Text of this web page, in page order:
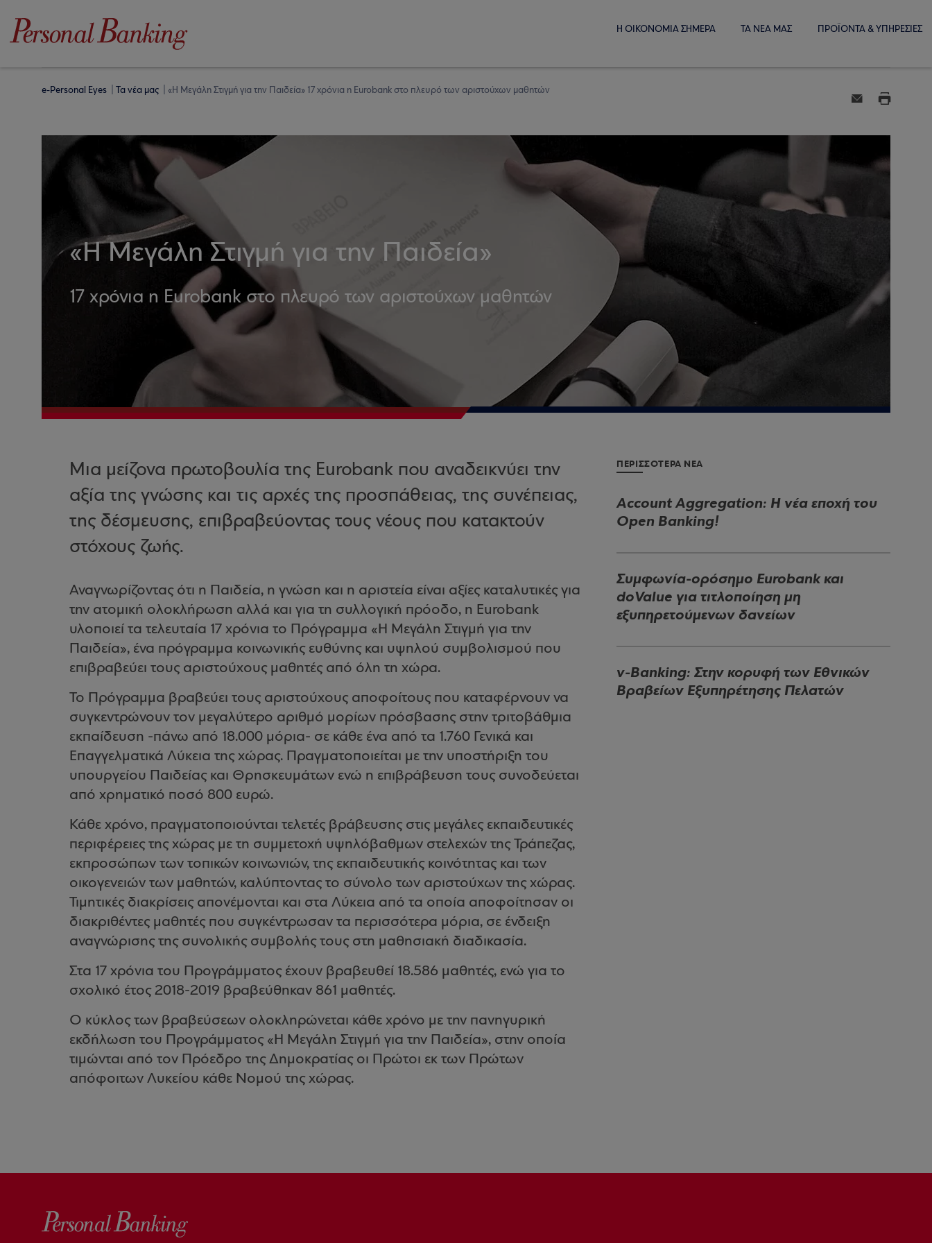
Η ΟΙΚΟΝΟΜΙΑ ΣΗΜΕΡΑ ΤΑ ΝΕΑ ΜΑΣ ΠΡΟΪΟΝΤΑ & ΥΠΗΡΕΣΙΕΣ
e-Personal Eyes Τα νέα μας «Η Μεγάλη Στιγμή για την Παιδεία» 17 χρόνια η Eurobank στο πλευρό των αριστούχων μαθητών
«Η Μεγάλη Στιγμή για την Παιδεία»
17 χρόνια η Eurobank στο πλευρό των αριστούχων μαθητών
Μια μείζονα πρωτοβουλία της Eurobank που αναδεικνύει την
αξία της γνώσης και τις αρχές της προσπάθειας, της συνέπειας,
της δέσμευσης, επιβραβεύοντας τους νέους που κατακτούν
στόχους ζωής.
Αναγνωρίζοντας ότι η Παιδεία, η γνώση και η αριστεία είναι αξίες καταλυτικές για
την ατομική ολοκλήρωση αλλά και για τη συλλογική πρόοδο, η Eurobank
υλοποιεί τα τελευταία 17 χρόνια το Πρόγραμμα «Η Μεγάλη Στιγμή για την
Παιδεία», ένα πρόγραμμα κοινωνικής ευθύνης και υψηλού συμβολισμού που
επιβραβεύει τους αριστούχους μαθητές από όλη τη χώρα.
Το Πρόγραμμα βραβεύει τους αριστούχους αποφοίτους που καταφέρνουν να
συγκεντρώνουν τον μεγαλύτερο αριθμό μορίων πρόσβασης στην τριτοβάθμια
εκπαίδευση -πάνω από 18.000 μόρια- σε κάθε ένα από τα 1.760 Γενικά και
Επαγγελματικά Λύκεια της χώρας. Πραγματοποιείται με την υποστήριξη του
υπουργείου Παιδείας και Θρησκευμάτων ενώ η επιβράβευση τους συνοδεύεται
από χρηματικό ποσό 800 ευρώ.
Κάθε χρόνο, πραγματοποιούνται τελετές βράβευσης στις μεγάλες εκπαιδευτικές
περιφέρειες της χώρας με τη συμμετοχή υψηλόβαθμων στελεχών της Τράπεζας,
εκπροσώπων των τοπικών κοινωνιών, της εκπαιδευτικής κοινότητας και των
οικογενειών των μαθητών, καλύπτοντας το σύνολο των αριστούχων της χώρας.
Τιμητικές διακρίσεις απονέμονται και στα Λύκεια από τα οποία αποφοίτησαν οι
διακριθέντες μαθητές που συγκέντρωσαν τα περισσότερα μόρια, σε ένδειξη
αναγνώρισης της συνολικής συμβολής τους στη μαθησιακή διαδικασία.
Στα 17 χρόνια του Προγράμματος έχουν βραβευθεί 18.586 μαθητές, ενώ για το
σχολικό έτος 2018-2019 βραβεύθηκαν 861 μαθητές.
Ο κύκλος των βραβεύσεων ολοκληρώνεται κάθε χρόνο με την πανηγυρική
εκδήλωση του Προγράμματος «Η Μεγάλη Στιγμή για την Παιδεία», στην οποία
τιμώνται από τον Πρόεδρο της Δημοκρατίας οι Πρώτοι εκ των Πρώτων
απόφοιτων Λυκείου κάθε Νομού της χώρας.
ΠΕΡΙΣΣΟΤΕΡΑ ΝΕΑ
Account Aggregation: Η νέα εποχή του
Open Banking!
Συμφωνία-ορόσημο Eurobank και
doValue για τιτλοποίηση μη
εξυπηρετούμενων δανείων
v-Banking: Στην κορυφή των Εθνικών
Βραβείων Εξυπηρέτησης Πελατών